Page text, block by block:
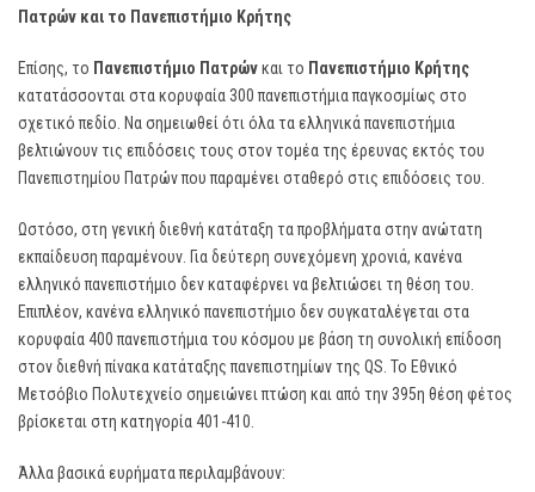
Πατρών και το Πανεπιστήμιο Κρήτης
Επίσης, το Πανεπιστήμιο Πατρώνκαι το Πανεπιστήμιο Κρήτης
κατατάσσονται στα κορυφαία 300 πανεπιστήμια παγκοσμίως στο
σχετικό πεδίο. Να σημειωθεί ότι όλα τα ελληνικά πανεπιστήμια
βελτιώνουν τις επιδόσεις τους στον τομέα της έρευνας εκτός του
Πανεπιστημίου Πατρών που παραμένει σταθερό στις επιδόσεις του.
Ωστόσο, στη γενική διεθνή κατάταξη τα προβλήματα στην ανώτατη
εκπαίδευση παραμένουν. Για δεύτερη συνεχόμενη χρονιά, κανένα
ελληνικό πανεπιστήμιο δεν καταφέρνει να βελτιώσει τη θέση του.
Επιπλέον, κανένα ελληνικό πανεπιστήμιο δεν συγκαταλέγεται στα
κορυφαία 400 πανεπιστήμια του κόσμου με βάση τη συνολική επίδοση
στον διεθνή πίνακα κατάταξης πανεπιστημίων της QS. Το Εθνικό
Μετσόβιο Πολυτεχνείο σημειώνει πτώση και από την 395η θέση φέτος
βρίσκεται στη κατηγορία 401-410.
Άλλα βασικά ευρήματα περιλαμβάνουν: